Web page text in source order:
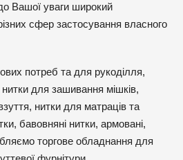
Вашої уваги широкий
сфер застосування власного
потреб та для рукоділля,
для зашивання мішків,
нитки для матраців та
бавовняні нитки, армовані,
торгове обладнання для